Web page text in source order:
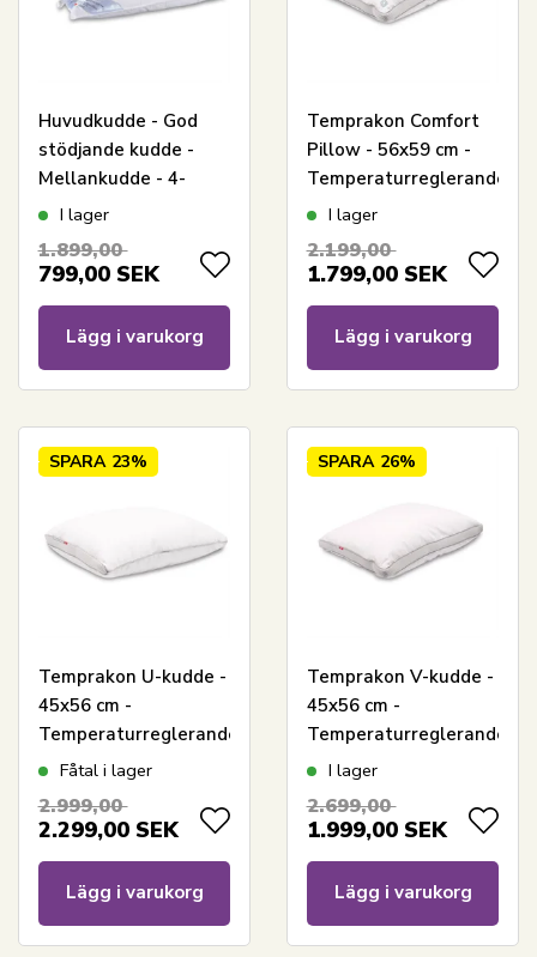
Huvudkudde - God
stödjande kudde -
Mellankudde - 4-
kammarskudde -
I lager
1.899,00
799,00 SEK
Lägg i varukorg
Temprakon Comfort
Pillow - 56x59 cm -
Temperaturreglerande
ergonomisk
I lager
2.199,00
1.799,00 SEK
Lägg i varukorg
SPARA 23%
Temprakon U-kudde -
45x56 cm -
Temperaturreglerande
ergonomisk
Justerbar höjd
Fåtal i lager
2.999,00
2.299,00 SEK
Lägg i varukorg
SPARA 26%
Temprakon V-kudde -
45x56 cm -
Temperaturreglerande
ergonomisk
Justerbar höjd
I lager
2.699,00
1.999,00 SEK
Lägg i varukorg